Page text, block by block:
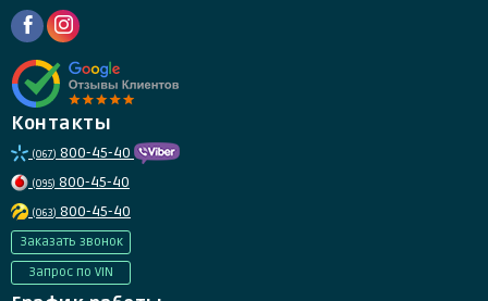
Контакты
(067) 800-45-40
(095) 800-45-40
(063) 800-45-40
Заказать звонок
Запрос по VIN